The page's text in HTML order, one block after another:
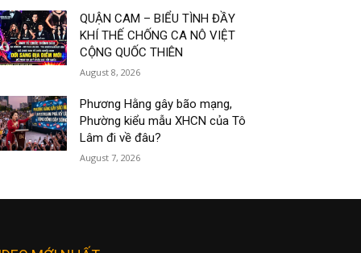
QUẬN CAM – BIỂU TÌNH ĐẦY
KHÍ THẾ CHỐNG CA NÔ VIỆT
CỘNG QUỐC THIÊN
August 8, 2026
Phương Hằng gây bão mạng,
Phường kiểu mẫu XHCN của Tô
Lâm đi về đâu?
August 7, 2026